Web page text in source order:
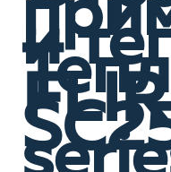
и
FLIR